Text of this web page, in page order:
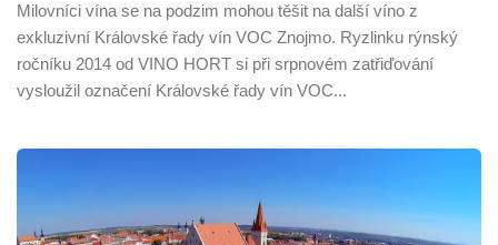
Milovníci vína se na podzim mohou těšit na další víno z
exkluzivní Královské řady vín VOC Znojmo. Ryzlinku rýnský
ročníku 2014 od VINO HORT si při srpnovém zatřiďování
vysloužil označení Královské řady vín VOC...